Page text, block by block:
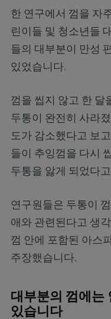
한 연구에서 껌을 자
린이들 및 청소년들
들의 대부분이 만성
있었습니다.
껌을 씹지 않고 한 달
두통이 완전히 사라
도가 감소했다고 보
들이 추잉껌을 다시
두통을 앓게 되었다
연구원들은 두통이
애와 관련된다고 생
껌 안에 포함된 아스
주장했습니다.
대부분의 껌에는
있습니다